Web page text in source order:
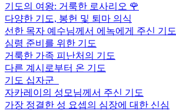
기도의 여왕: 거룩한 로사리오 🌹
다양한 기도, 봉헌 및 퇴마 의식
선한 목자 예수님께서 에녹에게 주신 기도
심령 준비를 위한 기도
거룩한 가족 피난처의 기도
다른 계시로부터 온 기도
기도 십자군
자카레이의 성모님께서 주신 기도
가장 정결한 성 요셉의 심장에 대한 신심